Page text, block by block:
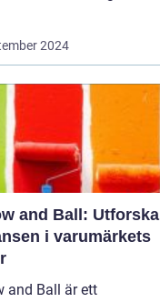
2024
and Ball: Utforska
i varumärkets
and Ball är ett